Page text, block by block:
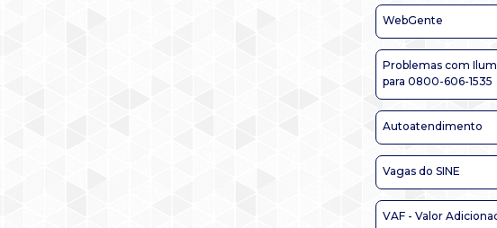
WebGente
Problemas com
para 0800-606-1535
Autoatendimento
Vagas do SINE
VAF - Valor